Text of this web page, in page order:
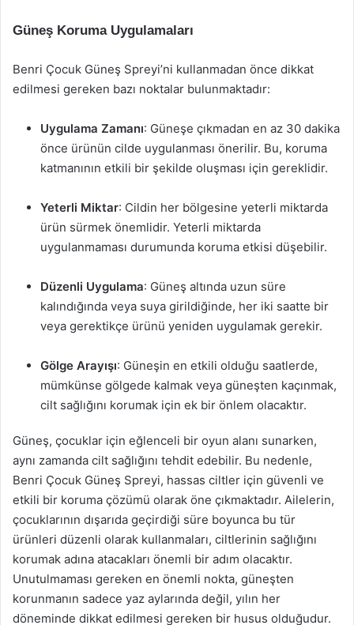
Güneş Koruma Uygulamaları
Benri Çocuk Güneş Spreyi’ni kullanmadan önce dikkat
edilmesi gereken bazı noktalar bulunmaktadır:
Uygulama Zamanı: Güneşe çıkmadan en az 30 dakika
önce ürünün cilde uygulanması önerilir. Bu, koruma
katmanının etkili bir şekilde oluşması için gereklidir.
Yeterli Miktar: Cildin her bölgesine yeterli miktarda
ürün sürmek önemlidir. Yeterli miktarda
uygulanmaması durumunda koruma etkisi düşebilir.
Düzenli Uygulama: Güneş altında uzun süre
kalındığında veya suya girildiğinde, her iki saatte bir
veya gerektikçe ürünü yeniden uygulamak gerekir.
Gölge Arayışı: Güneşin en etkili olduğu saatlerde,
mümkünse gölgede kalmak veya güneşten kaçınmak,
cilt sağlığını korumak için ek bir önlem olacaktır.
Güneş, çocuklar için eğlenceli bir oyun alanı sunarken,
aynı zamanda cilt sağlığını tehdit edebilir. Bu nedenle,
Benri Çocuk Güneş Spreyi, hassas ciltler için güvenli ve
etkili bir koruma çözümü olarak öne çıkmaktadır. Ailelerin,
çocuklarının dışarıda geçirdiği süre boyunca bu tür
ürünleri düzenli olarak kullanmaları, ciltlerinin sağlığını
korumak adına atacakları önemli bir adım olacaktır.
Unutulmaması gereken en önemli nokta, güneşten
korunmanın sadece yaz aylarında değil, yılın her
döneminde dikkat edilmesi gereken bir husus olduğudur.